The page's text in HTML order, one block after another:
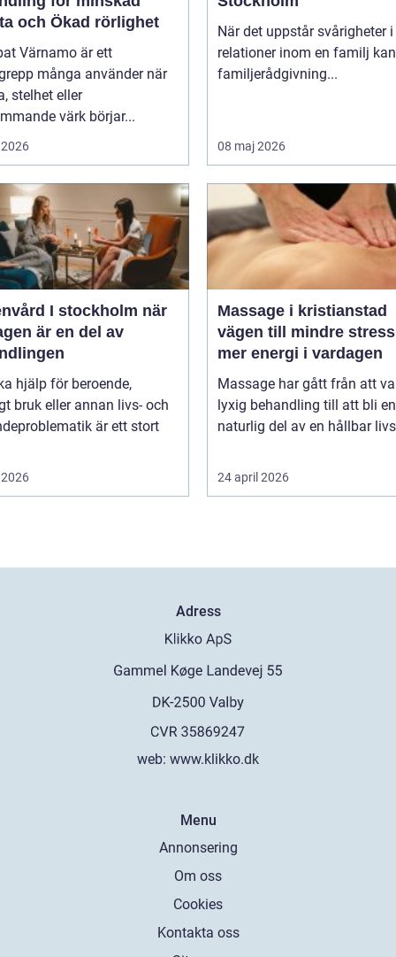
och Ökad rörlighet
Värnamo är ett
många använder när
stelhet eller
värk börjar...
När det uppstår svårigheter i
relationer inom en familj kan
familjerådgivning...
08 maj 2026
I stockholm när
är en del av
hjälp för beroende,
bruk eller annan livs- och
är ett stort
Massage i kristianstad
vägen till mindre
mer energi i vardagen
Massage har gått från att
lyxig behandling till att bli en
naturlig del av en hållbar
24 april 2026
Adress
web: www.klikko.dk
Menu
Annonsering
Om oss
Cookies
Kontakta oss